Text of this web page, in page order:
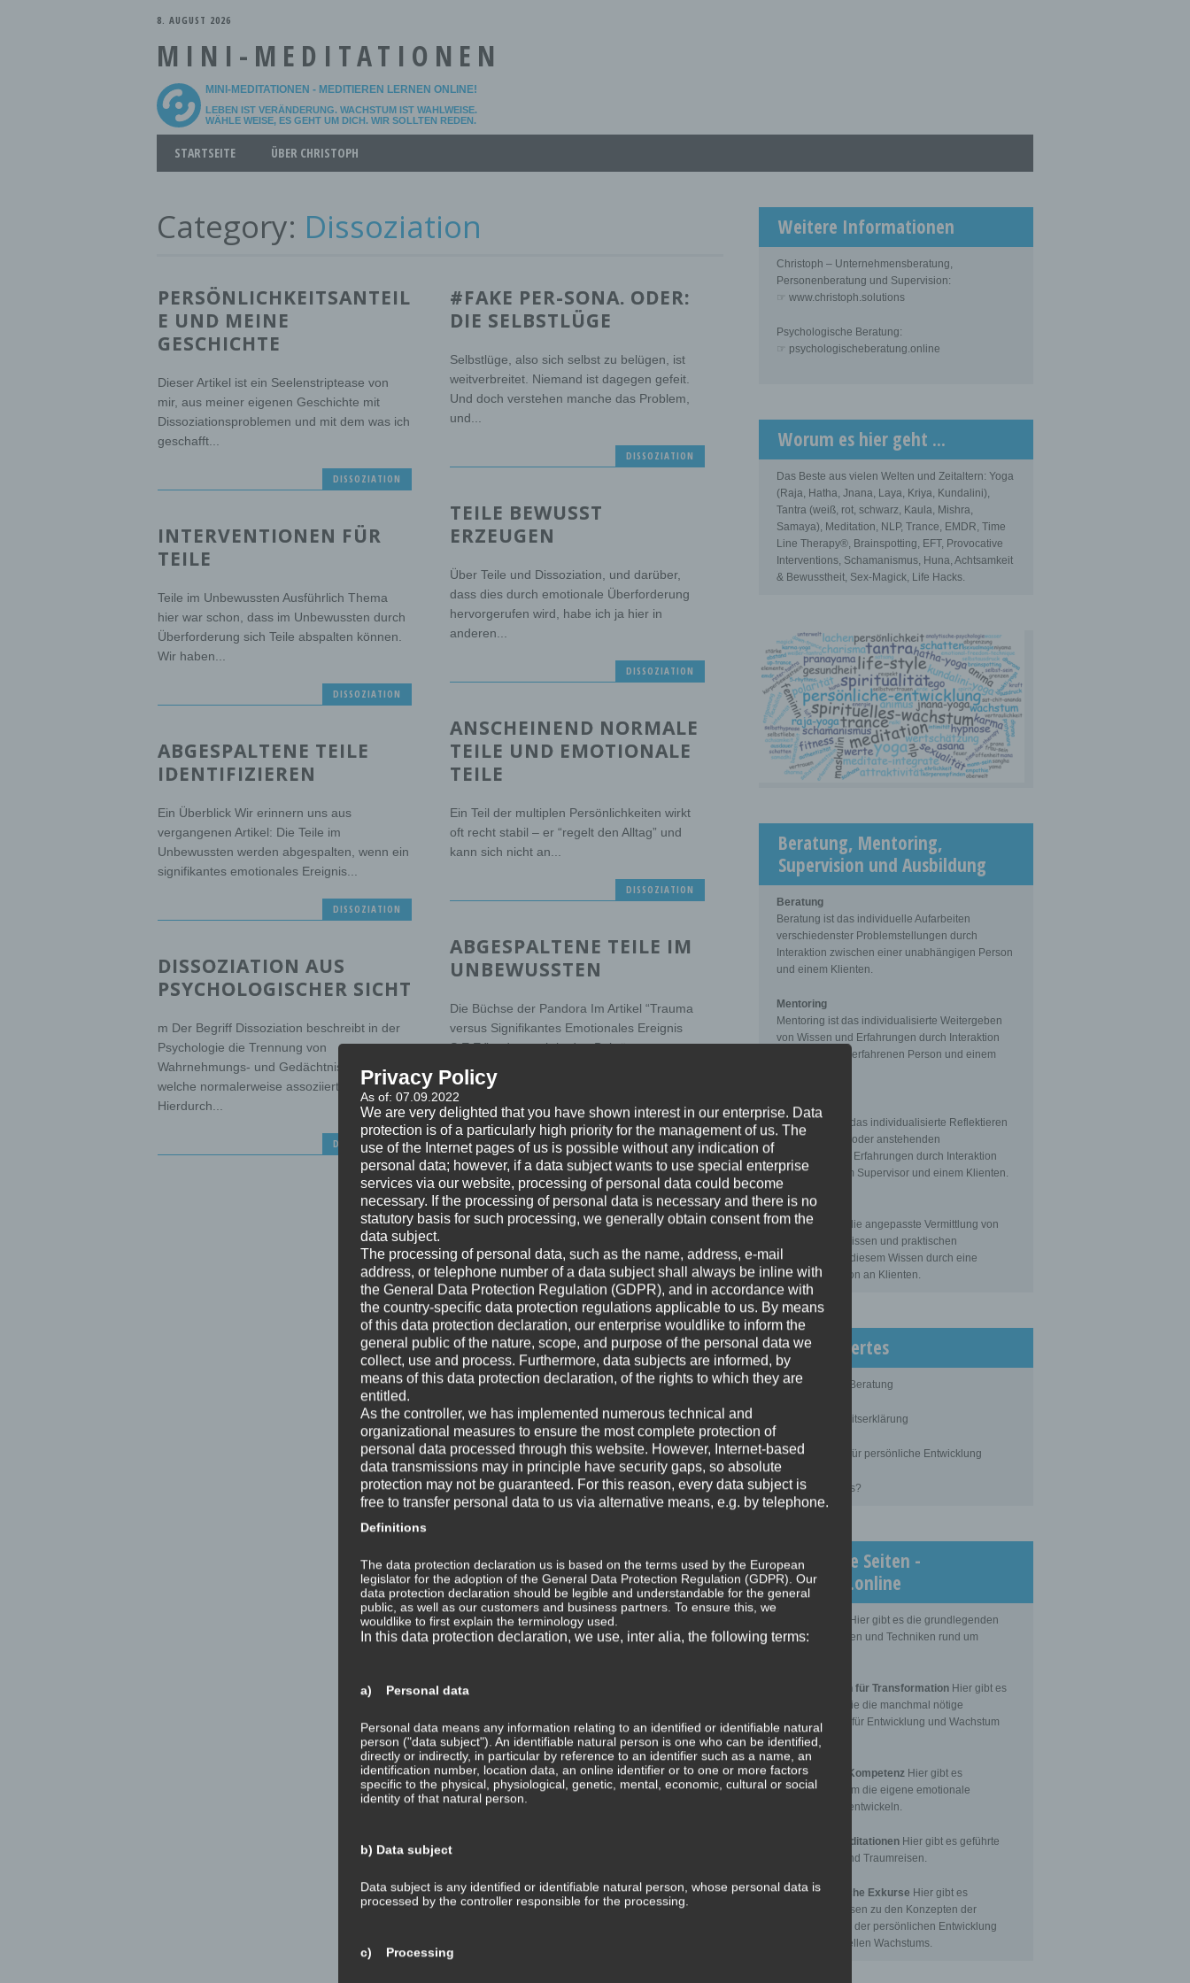
8. AUGUST 2026
MINI-MEDITATIONEN
MINI-MEDITATIONEN - MEDITIEREN LERNEN ONLINE!
LEBEN IST VERÄNDERUNG. WACHSTUM IST WAHLWEISE.
WÄHLE WEISE, ES GEHT UM DICH. WIR SOLLTEN REDEN.
Main menu
STARTSEITE ÜBER CHRISTOPH
Category: Dissoziation
PERSÖNLICHKEITSANTEIL
E UND MEINE
GESCHICHTE
Dieser Artikel ist ein Seelenstriptease von
mir, aus meiner eigenen Geschichte mit
Dissoziationsproblemen und mit dem was ich
geschafft...
DISSOZIATION
#FAKE PER-SONA. ODER:
DIE SELBSTLÜGE
Selbstlüge, also sich selbst zu belügen, ist
weitverbreitet. Niemand ist dagegen gefeit.
Und doch verstehen manche das Problem,
und...
DISSOZIATION
TEILE BEWUSST
ERZEUGEN
Über Teile und Dissoziation, und darüber,
dass dies durch emotionale Überforderung
hervorgerufen wird, habe ich ja hier in
anderen...
DISSOZIATION
INTERVENTIONEN FÜR
TEILE
Teile im Unbewussten Ausführlich Thema
hier war schon, dass im Unbewussten durch
Überforderung sich Teile abspalten können.
Wir haben...
DISSOZIATION
ANSCHEINEND NORMALE
TEILE UND EMOTIONALE
TEILE
Ein Teil der multiplen Persönlichkeiten wirkt
oft recht stabil – er “regelt den Alltag” und
kann sich nicht an...
DISSOZIATION
ABGESPALTENE TEILE
IDENTIFIZIEREN
Ein Überblick Wir erinnern uns aus
vergangenen Artikel: Die Teile im
Unbewussten werden abgespalten, wenn ein
signifikantes emotionales Ereignis...
DISSOZIATION
ABGESPALTENE TEILE IM
UNBEWUSSTEN
Die Büchse der Pandora Im Artikel “Trauma
versus Signifikantes Emotionales Ereignis
S.E.E.”, oder auch in den Beiträgen zur
Dissoziation,...
DISSOZIATION
DISSOZIATION AUS
PSYCHOLOGISCHER SICHT
m Der Begriff Dissoziation beschreibt in der
Psychologie die Trennung von
Wahrnehmungs- und Gedächtnisinhalten,
welche normalerweise assoziiert sind.
Hierdurch...
DISSOZIATION
DISSOZIATION AUS NLP-
SICHT
Dissoziation Der Begriff Dissoziation
von Wahrnehmungs- und
Gedächtnisinhalten, welche normalerweise
assoziiert sind. Hierdurch...
DISSOZIATION
Weitere Informationen
Christoph – Unternehmensberatung,
Personenberatung und Supervision:
☞ www.christoph.solutions
Psychologische Beratung:
☞ psychologischeberatung.online
Worum es hier geht ...
Das Beste aus vielen Welten und Zeitaltern: Yoga
(Raja, Hatha, Jnana, Laya, Kriya, Kundalini),
Tantra (weiß, rot, schwarz, Kaula, Mishra,
Samaya), Meditation, NLP, Trance, EMDR, Time
Line Therapy®, Brainspotting, EFT, Provocative
Interventions, Schamanismus, Huna, Achtsamkeit
& Bewusstheit, Sex-Magick, Life Hacks.
Beratung, Mentoring,
Supervision und Ausbildung
Beratung
Beratung ist das individuelle Aufarbeiten
verschiedenster Problemstellungen durch
Interaktion zwischen einer unabhängigen Person
und einem Klienten.
Mentoring
Mentoring ist das individualisierte Weitergeben
von Wissen und Erfahrungen durch Interaktion
zwischen einer erfahrenen Person und einem
Supervision
Supervision ist das individualisierte Reflektieren
der gemachten oder anstehenden
professionellen Erfahrungen durch Interaktion
zwischen einem Supervisor und einem Klienten.
Ausbildung
Ausbildung ist die angepasste Vermittlung von
allgemeinem Wissen und praktischen
Fertigkeiten zu diesem Wissen durch eine
erfahrene Person an Klienten.
Wissenswertes
☞ Ablauf einer Beratung
☞ Vertraulichkeitserklärung
☞ Grundlagen für persönliche Entwicklung
☞ Was kostet es?
Wichtigste Seiten -
minimedi.online
Hier gibt es die grundlegenden
Wissenseinheiten und Techniken rund um
⇒ Meditationen für TransformationHier gibt es
Meditationen, die die manchmal nötige
Transformation für Entwicklung und Wachstum
anstoßen.
⇒ Emotionale KompetenzHier gibt es
Meditationen, um die eigene emotionale
Kompetenz zu entwickeln.
⇒ Geführte MeditationenHier gibt es geführte
Meditationen und Traumreisen.
⇒ Philosophische Exkurse Hier gibt es
Hintergrundwissen zu den Konzepten der
Transformation, der persönlichen Entwicklung
und des spirituellen Wachstums.
Privacy Policy
As of: 07.09.2022
We are very delighted that you have shown interest in our enterprise. Data
protection is of a particularly high priority for the management of us. The
use of the Internet pages of us is possible without any indication of
personal data; however, if a data subject wants to use special enterprise
services via our website, processing of personal data could become
necessary. If the processing of personal data is necessary and there is no
statutory basis for such processing, we generally obtain consent from the
data subject.
The processing of personal data, such as the name, address, e-mail
address, or telephone number of a data subject shall always be inline with
the General Data Protection Regulation (GDPR), and in accordance with
the country-specific data protection regulations applicable to us. By means
of this data protection declaration, our enterprise wouldlike to inform the
general public of the nature, scope, and purpose of the personal data we
collect, use and process. Furthermore, data subjects are informed, by
means of this data protection declaration, of the rights to which they are
entitled.
As the controller, we has implemented numerous technical and
organizational measures to ensure the most complete protection of
personal data processed through this website. However, Internet-based
data transmissions may in principle have security gaps, so absolute
protection may not be guaranteed. For this reason, every data subject is
free to transfer personal data to us via alternative means, e.g. by telephone.
Definitions
The data protection declaration us is based on the terms used by the European
legislator for the adoption of the General Data Protection Regulation (GDPR). Our
data protection declaration should be legible and understandable for the general
public, as well as our customers and business partners. To ensure this, we
wouldlike to first explain the terminology used.
In this data protection declaration, we use, inter alia, the following terms:
a) Personal data
Personal data means any information relating to an identified or identifiable natural
person ("data subject"). An identifiable natural person is one who can be identified,
directly or indirectly, in particular by reference to an identifier such as a name, an
identification number, location data, an online identifier or to one or more factors
specific to the physical, physiological, genetic, mental, economic, cultural or social
identity of that natural person.
b) Data subject
Data subject is any identified or identifiable natural person, whose personal data is
processed by the controller responsible for the processing.
c) Processing